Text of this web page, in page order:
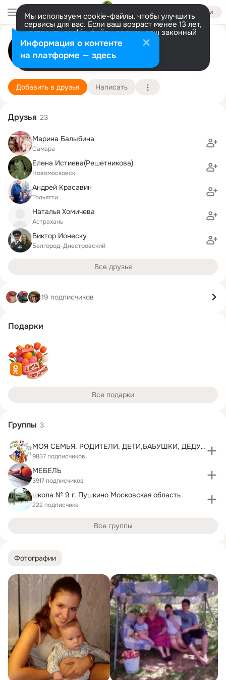
Войти
Мы используем cookie-файлы, чтобы улучшить
сервисы для вас. Если ваш возраст менее 13 лет,
настроить cookie-файлы должен ваш законный
представитель. Больше информации
Разрешить все Настроить
Марина Зелинская
Пушкино 1 апреля (58 лет)
Подробнее
Добавить в друзья Написать
Фотографии
Друзья 23
Марина Балыбина
Самара
Елена Истиева(Решетникова)
Новомосковск
Андрей Красавин
Тольятти
Наталья Хомичева
Астрахань
Виктор Ионеску
Белгород-Днестровский
Все друзья
19 подписчиков
Подарки
Все подарки
Группы 3
МОЯ СЕМЬЯ. РОДИТЕЛИ, ДЕТИ,БАБУШКИ, ДЕДУШКИ, ВНУКИ.
9837 подписчиков
МЕБЕЛЬ
3917 подписчиков
школа № 9 г. Пушкино Московская область
222 подписчика
Все группы
Информация о контенте
на платформе — здесь